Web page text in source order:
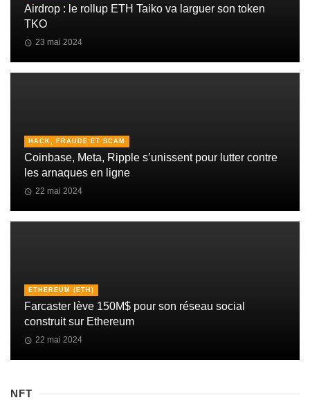
Airdrop : le rollup ETH Taiko va larguer son token
TKO
23 mai 2024
HACK, FRAUDE ET SCAM
Coinbase, Meta, Ripple s’unissent pour lutter contre
les arnaques en ligne
22 mai 2024
ETHEREUM (ETH)
Farcaster lève 150M$ pour son réseau social
construit sur Ethereum
22 mai 2024
NFT